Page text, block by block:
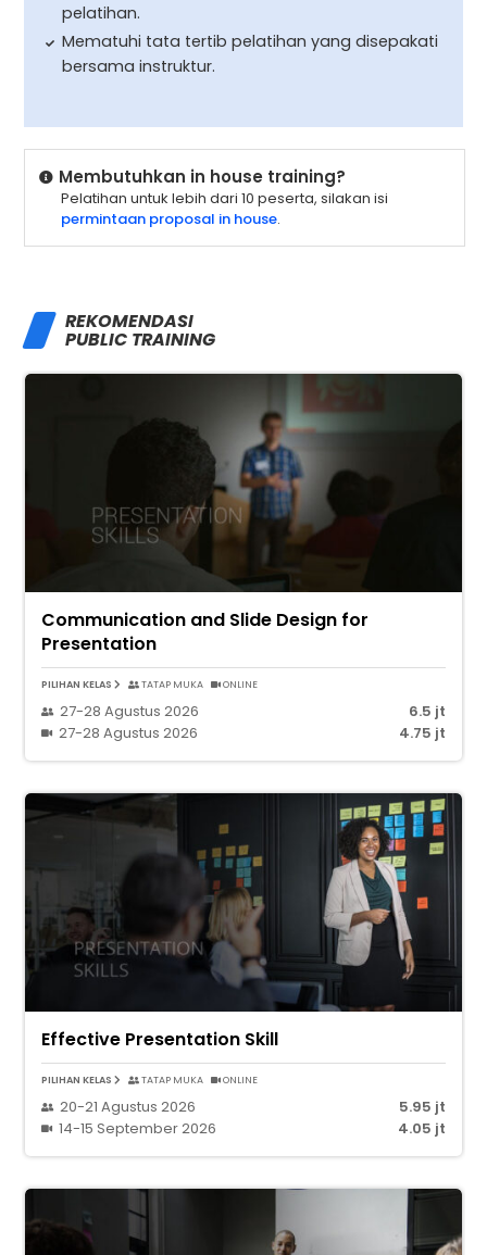
pelatihan.
Mematuhi tata tertib pelatihan yang disepakati
bersama instruktur.
Membutuhkan in house training?
Pelatihan untuk lebih dari 10 peserta, silakan isi
permintaan proposal in house.
REKOMENDASI
PUBLIC TRAINING
Communication and Slide Design for
Presentation
PILIHAN KELAS TATAP MUKA ONLINE
27-28 Agustus 2026
6.5 jt
27-28 Agustus 2026
4.75 jt
Effective Presentation Skill
PILIHAN KELAS TATAP MUKA ONLINE
20-21 Agustus 2026
5.95 jt
14-15 September 2026
4.05 jt